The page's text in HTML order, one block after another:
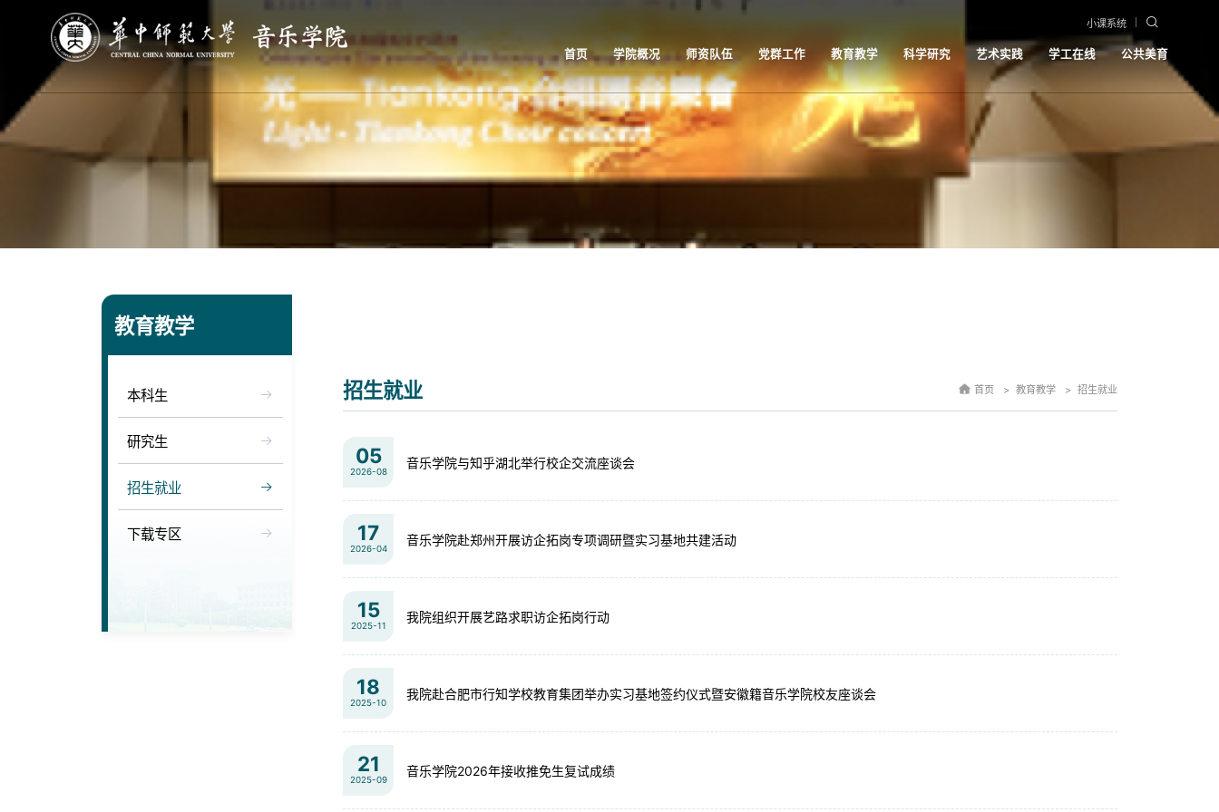
小课系统
首页 学院概况 师资队伍 党群工作 教育教学 科学研究 艺术实践 学工在线 公共美育
教育教学
本科生
研究生
招生就业
下载专区
招生就业 首页 教育教学 招生就业
05
2026-08
音乐学院与知乎湖北举行校企交流座谈会
17
2026-04
音乐学院赴郑州开展访企拓岗专项调研暨实习基地共建活动
15
2025-11
我院组织开展艺路求职访企拓岗行动
18
2025-10
我院赴合肥市行知学校教育集团举办实习基地签约仪式暨安徽籍音乐学院校友座谈会
21
2025-09
音乐学院2026年接收推免生复试成绩